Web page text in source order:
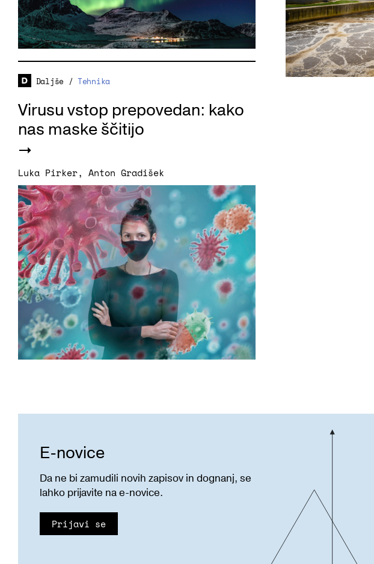
Daljše /Tehnika
Virusu vstop prepovedan: kako
nas maske ščitijo
Luka Pirker, Anton Gradišek
E-novice
Da ne bi zamudili novih zapisov in dognanj, se
lahko prijavite na e-novice.
Prijavi se